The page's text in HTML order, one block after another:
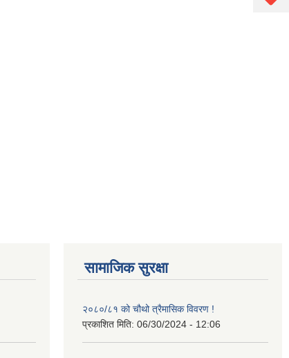
सामाजिक सुरक्षा
२०८०/८१ को चौथो त्रैमासिक विवरण !
प्रकाशित मिति: 06/30/2024 - 12:06